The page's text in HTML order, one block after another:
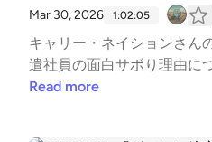
Mar 30, 2026 1:02:05
キャリー・ネイションさん
遣社員の面白サボり理由に
ド・ヒューズがプライドと
Read more